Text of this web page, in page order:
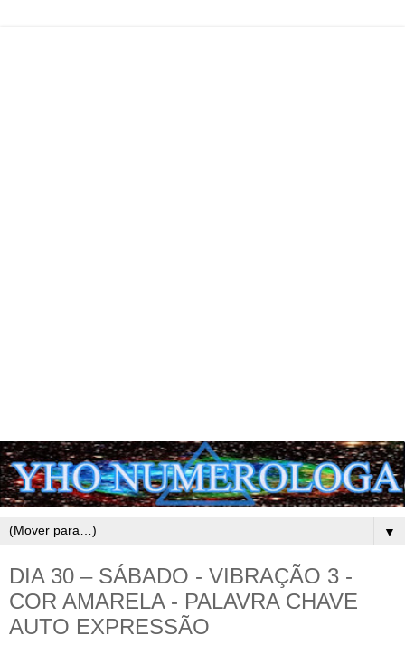
▼
DIA 30 – SÁBADO - VIBRAÇÃO 3 -
COR AMARELA - PALAVRA CHAVE
AUTO EXPRESSÃO